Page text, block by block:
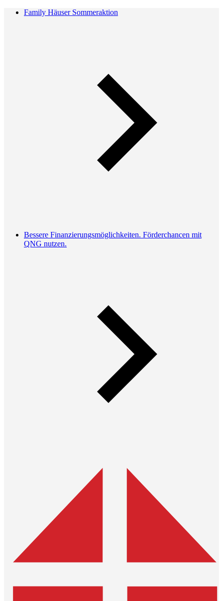
Family Häuser Sommeraktion
Bessere Finanzierungsmöglichkeiten. Förderchancen mit
QNG nutzen.